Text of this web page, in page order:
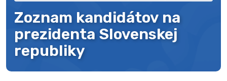
Zoznam kandidátov na
prezidenta Slovenskej
republiky